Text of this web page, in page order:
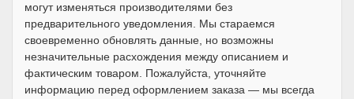
могут изменяться производителями без
предварительного уведомления. Мы стараемся
своевременно обновлять данные, но возможны
незначительные расхождения между описанием и
фактическим товаром. Пожалуйста, уточняйте
информацию перед оформлением заказа — мы всегда